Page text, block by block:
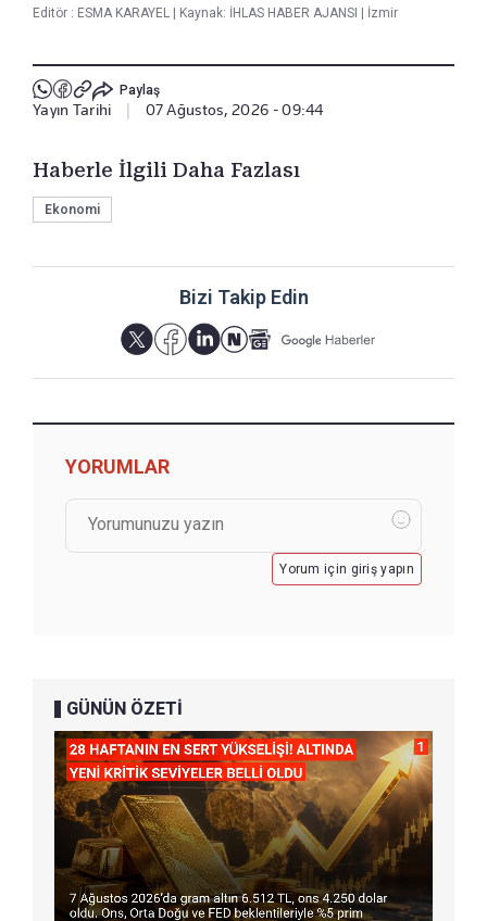
Editör : ESMA KARAYEL Kaynak: İHLAS HABER AJANSI İzmir
Paylaş
Yayın Tarihi 07 Ağustos, 2026 - 09:44
Haberle İlgili Daha Fazlası
Ekonomi
Bizi Takip Edin
YORUMLAR
Yorum için giriş yapın
GÜNÜN ÖZETİ